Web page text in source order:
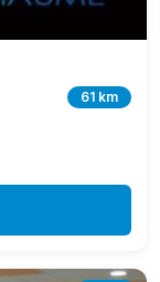
61 km